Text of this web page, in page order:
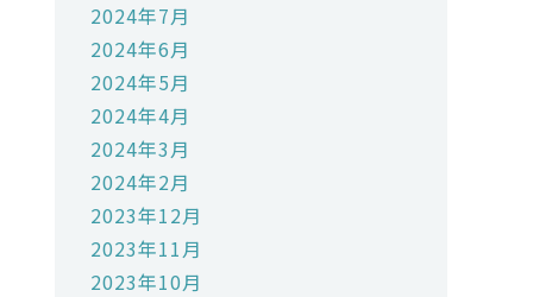
2024年7月
2024年6月
2024年5月
2024年4月
2024年3月
2024年2月
2023年12月
2023年11月
2023年10月